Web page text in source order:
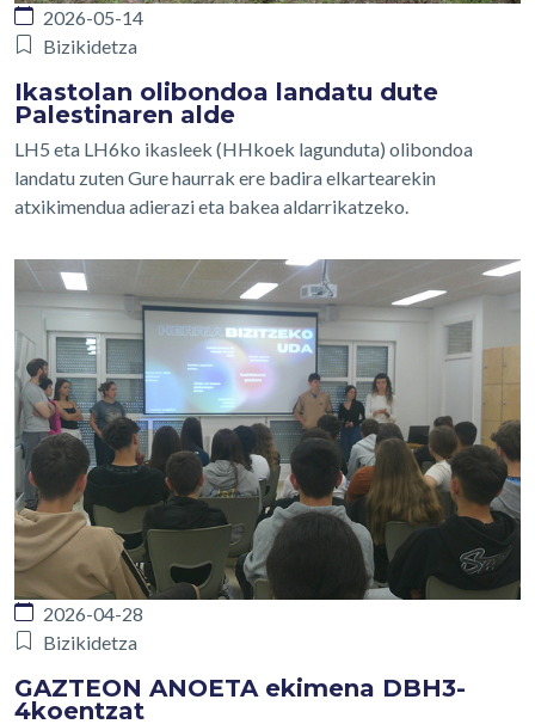
2026-05-14
Bizikidetza
Ikastolan olibondoa landatu dute
Palestinaren alde
LH5 eta LH6ko ikasleek (HHkoek lagunduta) olibondoa
landatu zuten Gure haurrak ere badira elkartearekin
atxikimendua adierazi eta bakea aldarrikatzeko.
2026-04-28
Bizikidetza
GAZTEON ANOETA ekimena DBH3-
4koentzat